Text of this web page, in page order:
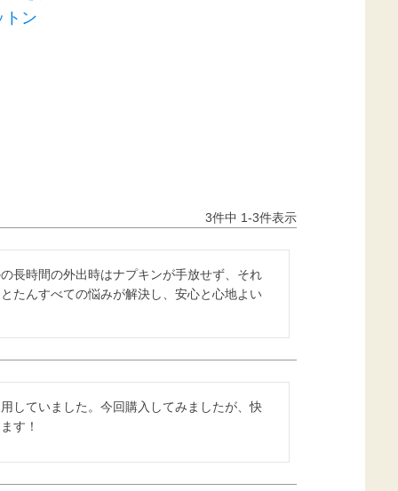
トン
3件中 1-3件表示
長時間の外出時はナプキンが手放せず、それ
たんすべての悩みが解決し、安心と心地よい
していました。今回購入してみましたが、快
す！